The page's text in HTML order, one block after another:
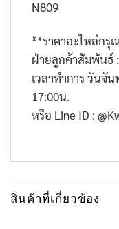
N809
**ราคาอะไหล่กรุ
ฝ่ายลูกค้าสัมพันธ์
เวลาทำการ วันจัน
17:00น.
หรือ Line ID :
สินค้าที่เกี่ยวข้อง